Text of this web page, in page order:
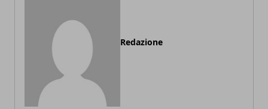
Redazione